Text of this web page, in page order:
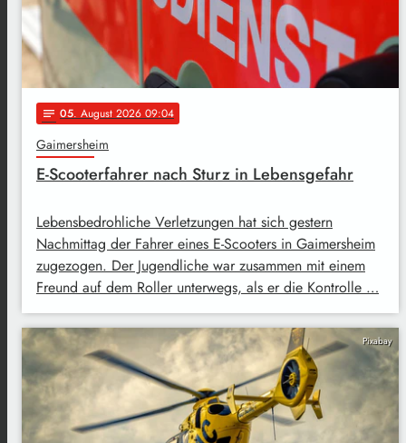
notes 05. August 2026 09:04
Gaimersheim
E-Scooterfahrer nach Sturz in Lebensgefahr
Lebensbedrohliche Verletzungen hat sich gestern
Nachmittag der Fahrer eines E-Scooters in Gaimersheim
zugezogen. Der Jugendliche war zusammen mit einem
Freund auf dem Roller unterwegs, als er die Kontrolle …
Pixabay